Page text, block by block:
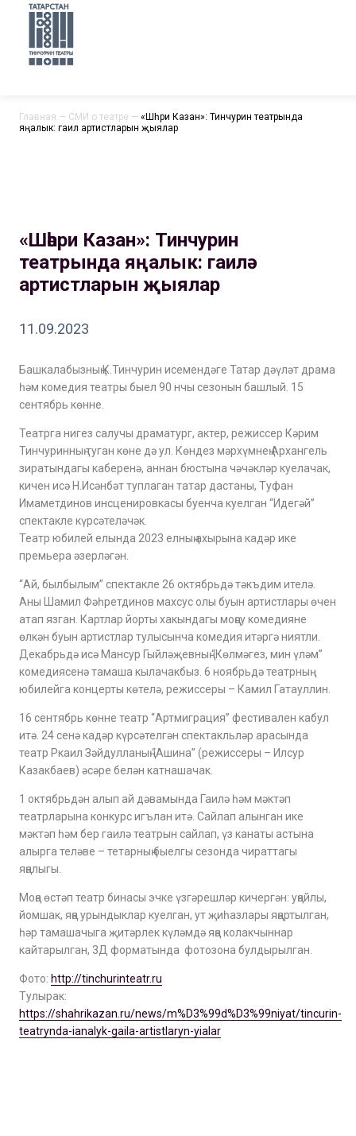
Главная — СМИ о театре — «Шәһри Казан»: Тинчурин театрында
яңалык: гаилә артистларын җыялар
«Шәһри Казан»: Тинчурин
театрында яңалык: гаилә
артистларын җыялар
11.09.2023
Башкалабызның К.Тинчурин исемендәге Татар дәүләт драма
һәм комедия театры быел 90 нчы сезонын башлый. 15
сентябрь көнне.
Театрга нигез салучы драматург, актер, режиссер Кәрим
Тинчуринның туган көне дә ул. Көндез мәрхүмнең Архангель
зиратындагы каберенә, аннан бюстына чәчәкләр куелачак,
кичен исә Н.Исәнбәт туплаган татар дастаны, Туфан
Имаметдинов инсценировкасы буенча куелган “Идегәй”
спектакле күрсәтеләчәк.
Театр юбилей елында 2023 елның ахырына кадәр ике
премьера әзерләгән.
“Ай, былбылым” спектакле 26 октябрьдә тәкъдим ителә.
Аны Шамил Фәһретдинов махсус олы буын артистлары өчен
атап язган. Картлар йорты хакындагы моңсу комедияне
өлкән буын артистлар тулысынча комедия итәргә ниятли.
Декабрьдә исә Мансур Гыйләҗевның “Көлмәгез, мин үләм”
комедиясенә тамаша кылачакбыз. 6 ноябрьдә театрның
юбилейга концерты көтелә, режиссеры – Камил Гатауллин.
16 сентябрь көнне театр “Артмиграция” фестивален кабул
итә. 24 сенә кадәр күрсәтелгән спектакльләр арасында
театр Ркаил Зәйдулланың “Ашина” (режиссеры – Илсур
Казакбаев) әсәре белән катнашачак.
1 октябрьдән алып ай дәвамында Гаилә һәм мәктәп
театрларына конкурс игълан итә. Сайлап алынган ике
мәктәп һәм бер гаилә театрын сайлап, үз канаты астына
алырга теләве – тетарның быелгы сезонда чираттагы
яңалыгы.
Моңа өстәп театр бинасы эчке үзгәрешләр кичергән: уңайлы,
йомшак, яңа урындыклар куелган, ут җиһазлары яңартылган,
һәр тамашачыга җитәрлек күләмдә яңа колакчыннар
кайтарылган, 3Д форматында фотозона булдырылган.
Фото: http://tinchurinteatr.ru
Тулырак:
https://shahrikazan.ru/news/m%D3%99d%D3%99niyat/tincurin-
teatrynda-ianalyk-gaila-artistlaryn-yialar